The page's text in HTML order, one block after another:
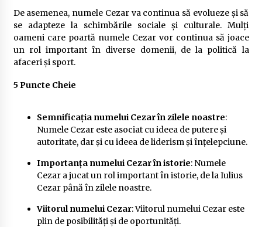
De asemenea, numele Cezar va continua să evolueze și să
se adapteze la schimbările sociale și culturale. Mulți
oameni care poartă numele Cezar vor continua să joace
un rol important în diverse domenii, de la politică la
afaceri și sport.
5 Puncte Cheie
Semnificația numelui Cezar în zilele noastre:
Numele Cezar este asociat cu ideea de putere și
autoritate, dar și cu ideea de liderism și înțelepciune.
Importanța numelui Cezar în istorie: Numele
Cezar a jucat un rol important în istorie, de la Iulius
Cezar până în zilele noastre.
Viitorul numelui Cezar: Viitorul numelui Cezar este
plin de posibilități și de oportunități.